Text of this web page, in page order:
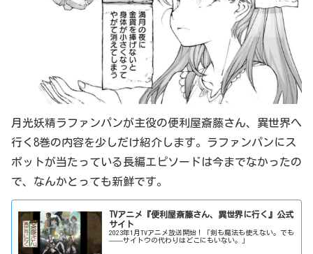
月光妖精ラファンパンが主役の便利屋斎藤さん、異世界へ
行く8巻の内容を少しだけ紹介します。ラファンパンにス
ポットが当たっている長編エピソードは今までなかったの
で、なんかとっても新鮮です。
TVアニメ『便利屋斎藤さん、異世界に行く』公式
サイト
2023年1月TVアニメ放送開始！「剣も魔法も使えない。でも
——サイトウの代わりはどこにもいない。」